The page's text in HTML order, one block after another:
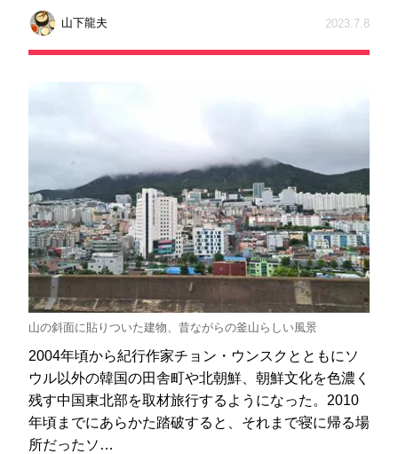
山下龍夫 2023.7.8
山の斜面に貼りついた建物、昔ながらの釜山らしい風景
2004年頃から紀行作家チョン・ウンスクとともにソ
ウル以外の韓国の田舎町や北朝鮮、朝鮮文化を色濃く
残す中国東北部を取材旅行するようになった。2010
年頃までにあらかた踏破すると、それまで寝に帰る場
所だったソ…